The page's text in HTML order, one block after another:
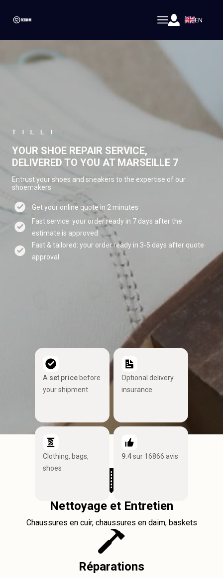
EN
YOUR SHOE REPAIR SERVICE,
DELIVERED TO YOU AT MARSEILLE 7
Entrust your shoes and sneakers to the expertise of our
shoemakers
Get your online quote in 2 minutes
Fast service: your order ready in 7 days after the
estimate is approved
Fast & tailored: your order ready in 3-5 days after quote
approval
A set price before
your shipment
Optional delivery
insurance
Clothing, bags,
shoes
9.4sur 16866 avis
Nettoyage et Entretien
Chaussures en cuir, chaussures en daim, baskets
Réparations